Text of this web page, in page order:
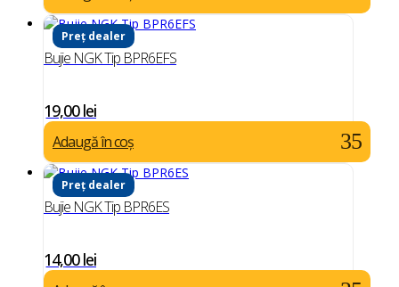
Preț dealer
Bujie NGK Tip BPR6EFS
19,00lei
Adaugă în coș
Preț dealer
Bujie NGK Tip BPR6ES
14,00lei